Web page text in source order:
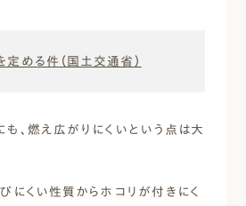
定める件（国土交通省）
、燃え広がりにくいという点は大
にくい性質からホコリが付きにく